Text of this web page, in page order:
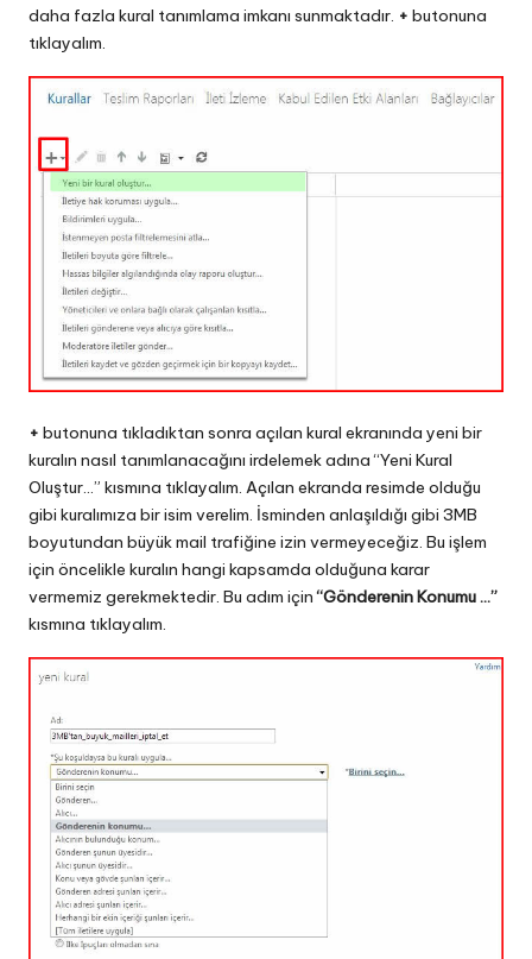
daha fazla kural tanımlama imkanı sunmaktadır. + butonuna
tıklayalım.
+ butonuna tıkladıktan sonra açılan kural ekranında yeni bir
kuralın nasıl tanımlanacağını irdelemek adına “Yeni Kural
Oluştur…” kısmına tıklayalım. Açılan ekranda resimde olduğu
gibi kuralımıza bir isim verelim. İsminden anlaşıldığı gibi 3MB
boyutundan büyük mail trafiğine izin vermeyeceğiz. Bu işlem
için öncelikle kuralın hangi kapsamda olduğuna karar
vermemiz gerekmektedir. Bu adım için“Gönderenin Konumu …”
kısmına tıklayalım.